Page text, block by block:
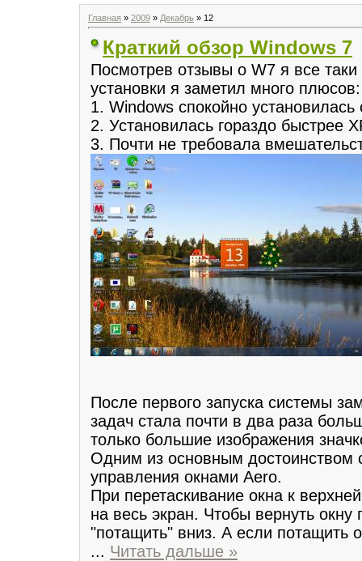
Главная » 2009 » Декабрь » 12
Краткий обзор Windows 7
Посмотрев отзывы о W7 я все
установки я заметил много плюсов:
1. Windows спокойно
2. Установилась гораздо быстрее
3. Почти не требовала
После первого запуска системы
задач стала почти в два раза
только большие изображения
Одним из основным достоинством
управления окнами Aero.
При перетаскивание окна к
на весь экран. Чтобы вернуть окну
"потащить" вниз. А если потащить
... Читать дальше »